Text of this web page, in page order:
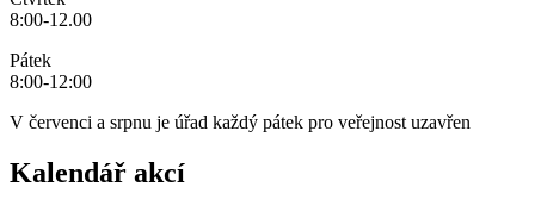
8:00-12.00
Pátek
8:00-12:00
V červenci a srpnu je úřad každý pátek pro veřejnost uzavřen
Kalendář akcí